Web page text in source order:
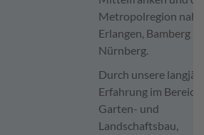
Metropolregion nahe
Erlangen, Bamberg
Nürnberg.
Durch unsere
Erfahrung im Bereich
Garten- und
Landschaftsbau,